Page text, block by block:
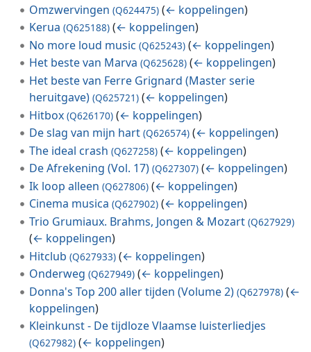
Omzwervingen (Q624475) (← koppelingen)
Kerua (Q625188) (← koppelingen)
No more loud music (Q625243) (← koppelingen)
Het beste van Marva (Q625628) (← koppelingen)
Het beste van Ferre Grignard (Master serie
heruitgave) (Q625721) (← koppelingen)
Hitbox (Q626170) (← koppelingen)
De slag van mijn hart (Q626574) (← koppelingen)
The ideal crash (Q627258) (← koppelingen)
De Afrekening (Vol. 17) (Q627307) (← koppelingen)
Ik loop alleen (Q627806) (← koppelingen)
Cinema musica (Q627902) (← koppelingen)
Trio Grumiaux. Brahms, Jongen & Mozart (Q627929)
(← koppelingen)
Hitclub (Q627933) (← koppelingen)
Onderweg (Q627949) (← koppelingen)
Donna's Top 200 aller tijden (Volume 2) (Q627978) (←
koppelingen)
Kleinkunst - De tijdloze Vlaamse luisterliedjes
(Q627982) (← koppelingen)